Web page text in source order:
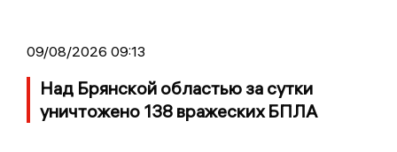
09/08/2026 09:13
Над Брянской областью за сутки
уничтожено 138 вражеских БПЛА